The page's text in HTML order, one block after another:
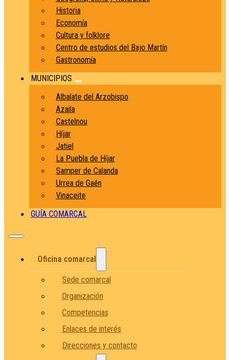
Historia
Economía
Cultura y folklore
Centro de estudios del Bajo Martín
Gastronomía
MUNICIPIOS
Albalate del Arzobispo
Azaila
Castelnou
Híjar
Jatiel
La Puebla de Híjar
Samper de Calanda
Urrea de Gaén
Vinaceite
GUÍA COMARCAL
Oficina comarcal
Sede comarcal
Organización
Competencias
Enlaces de interés
Direcciones y contacto